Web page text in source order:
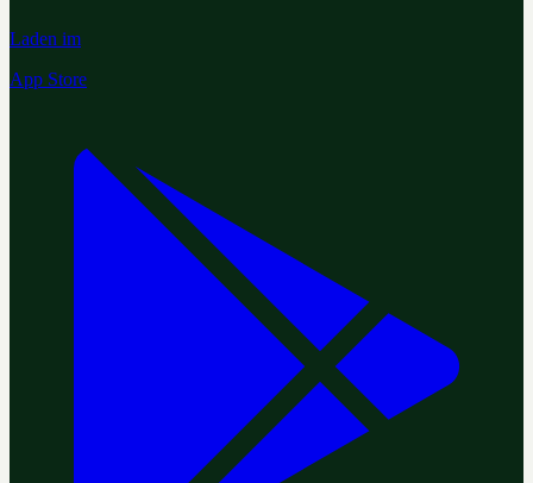
Laden im
App Store